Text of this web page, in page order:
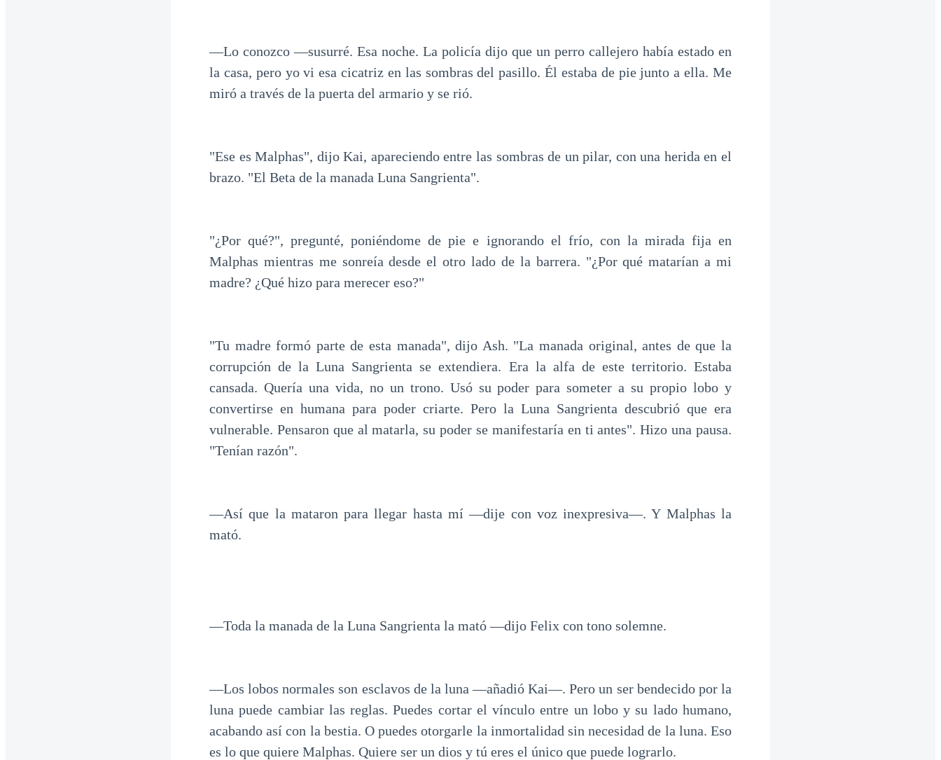
—Lo conozco —susurré. Esa noche. La policía dijo que un perro callejero había estado en
la casa, pero yo vi esa cicatriz en las sombras del pasillo. Él estaba de pie junto a ella. Me
miró a través de la puerta del armario y se rió.
"Ese es Malphas", dijo Kai, apareciendo entre las sombras de un pilar, con una herida en el
brazo. "El Beta de la manada Luna Sangrienta".
"¿Por qué?", ​​pregunté, poniéndome de pie e ignorando el frío, con la mirada fija en
Malphas mientras me sonreía desde el otro lado de la barrera. "¿Por qué matarían a mi
madre? ¿Qué hizo para merecer eso?"
"Tu madre formó parte de esta manada", dijo Ash. "La manada original, antes de que la
corrupción de la Luna Sangrienta se extendiera. Era la alfa de este territorio. Estaba
cansada. Quería una vida, no un trono. Usó su poder para someter a su propio lobo y
convertirse en humana para poder criarte. Pero la Luna Sangrienta descubrió que era
vulnerable. Pensaron que al matarla, su poder se manifestaría en ti antes". Hizo una pausa.
"Tenían razón".
—Así que la mataron para llegar hasta mí —dije con voz inexpresiva—. Y Malphas la
mató.
—Toda la manada de la Luna Sangrienta la mató —dijo Felix con tono solemne.
—Los lobos normales son esclavos de la luna —añadió Kai—. Pero un ser bendecido por la
luna puede cambiar las reglas. Puedes cortar el vínculo entre un lobo y su lado humano,
acabando así con la bestia. O puedes otorgarle la inmortalidad sin necesidad de la luna. Eso
es lo que quiere Malphas. Quiere ser un dios y tú eres el único que puede lograrlo.